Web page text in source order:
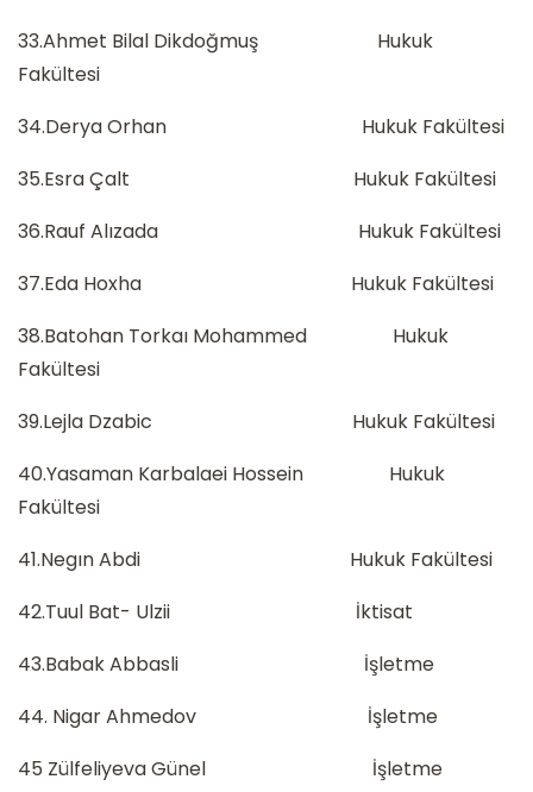
33.Ahmet Bilal Dikdoğmuş Hukuk
Fakültesi
34.Derya Orhan Hukuk Fakültesi
35.Esra Çalt Hukuk Fakültesi
36.Rauf Alızada Hukuk Fakültesi
37.Eda Hoxha Hukuk Fakültesi
38.Batohan Torkaı Mohammed Hukuk
Fakültesi
39.Lejla Dzabic Hukuk Fakültesi
40.Yasaman Karbalaei Hossein Hukuk
Fakültesi
41.Negın Abdi Hukuk Fakültesi
42.Tuul Bat- Ulzii İktisat
43.Babak Abbasli İşletme
44. Nigar Ahmedov İşletme
45 Zülfeliyeva Günel İşletme